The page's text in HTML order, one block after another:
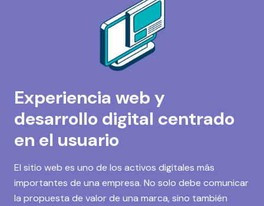
Experiencia web y
desarrollo digital centrado
en el usuario
El sitio web es uno de los activos digitales más
importantes de una empresa. No solo debe comunicar
la propuesta de valor de una marca, sino también